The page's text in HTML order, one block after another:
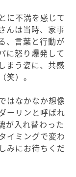
に不満を感じて
んは当時、家事
、言葉と行動が
に怒り爆発して
まう姿に、共感
）。
はなかなか想像
ーリンと呼ばれ
が入れ替わった
イミングで変わ
みにお待ちくだ